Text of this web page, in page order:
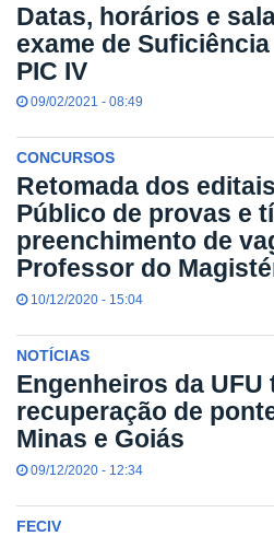
Datas, horários e
exame de
PIC IV
09/02/2021 - 08:49
CONCURSOS
Retomada dos
Público de provas e
preenchimento de
Professor do
10/12/2020 - 15:04
NOTÍCIAS
Engenheiros da UFU
recuperação de
Minas e Goiás
09/12/2020 - 12:34
FECIV